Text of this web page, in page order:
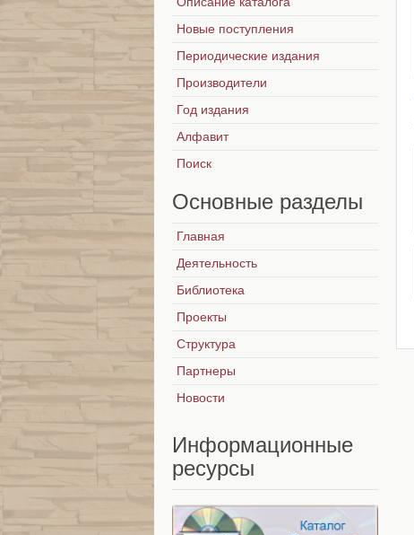
Новые поступления
Периодические издания
Производители
Год издания
Алфавит
Поиск
Основные разделы
Главная
Деятельность
Библиотека
Проекты
Структура
Партнеры
Новости
Информационные
ресурсы